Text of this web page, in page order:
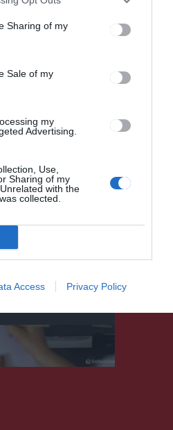
Sharing of my
Sale of my
my
Advertising.
Use,
Sharing of my
with the
collected.
Access Privacy Policy
karantén